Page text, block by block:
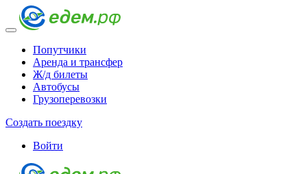
Попутчики
Аренда и трансфер
Ж/д билеты
Автобусы
Грузоперевозки
Создать поездку
Войти